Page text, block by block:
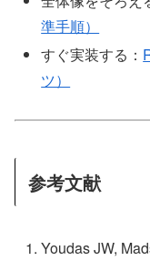
準手順）
すぐ実装する：
ツ）
参考文献
Youdas JW,